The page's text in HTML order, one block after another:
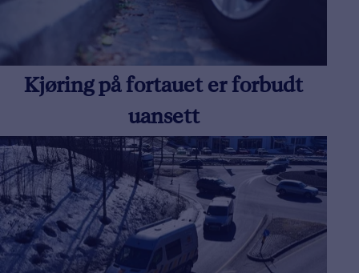
Kjøring på fortauet er forbudt
uansett